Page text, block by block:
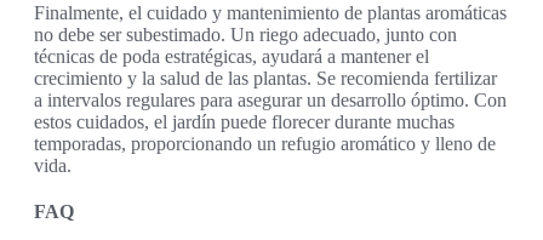
Finalmente, el cuidado y mantenimiento de plantas aromáticas
no debe ser subestimado. Un riego adecuado, junto con
técnicas de poda estratégicas, ayudará a mantener el
crecimiento y la salud de las plantas. Se recomienda fertilizar
a intervalos regulares para asegurar un desarrollo óptimo. Con
estos cuidados, el jardín puede florecer durante muchas
temporadas, proporcionando un refugio aromático y lleno de
vida.
FAQ